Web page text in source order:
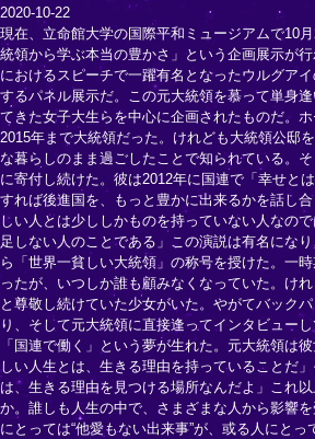
2020-10-22
現在、立命館大学の国際平和ミュージアムで10
統領から学ぶ本当の豊かさ」という企画展示が
におけるスピーチで一躍有名となったウルグア
するパネル展示だ。この元大統領を慕って単身
てきた女子大生らを中心に企画されたものだ。
2015年まで大統領だった。けれども大統領公邸
な暮らしのまま過ごしたことで知られている。
に寄付し続けた。彼は2012年に国連で「幸せと
すれば後進国を、もっと豊かに出来るかを話し
しい人とは少ししかものを持っていない人なの
足しない人のことである」この演説は有名にな
ら「世界一貧しい大統領」の称号を授けた。一
ったが、いつしか誰も顧みなくなっていた。け
と尊敬し続けていた少女がいた。やがてバック
り、そして元大統領に直接逢ってインタビュー
「国連で働く」という夢が生れた。元大統領は
しい人生とは、生きる理由を持っていることだ
は、生きる理由を見つける場所なんだよ」これ以
か。誰しも人生の中で、さまざまな人から影響
にとっては“他愛もない出来事”が、或る人にとっ